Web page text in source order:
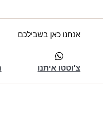
אנחנו כאן בשבילכם
צ'וטטו איתנו